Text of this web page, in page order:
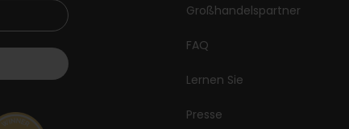
Großhandelspartner
FAQ
Lernen Sie
Presse